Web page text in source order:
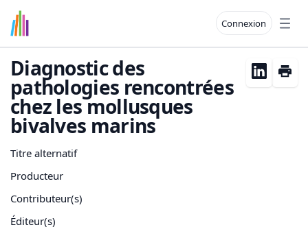
Connexion
Diagnostic des
pathologies rencontrées
chez les mollusques
bivalves marins
Titre alternatif
Producteur
Contributeur(s)
Éditeur(s)